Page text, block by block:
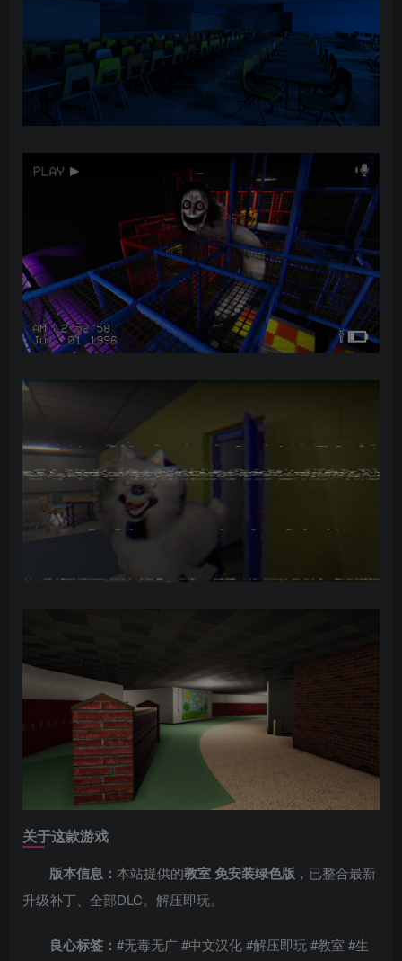
关于这款游戏
版本信息： 本站提供的教室 免安装绿色版 ，已整合最新
升级补丁、全部DLC。解压即玩。
良心标签： #无毒无广 #中文汉化 #解压即玩 #教室 #生